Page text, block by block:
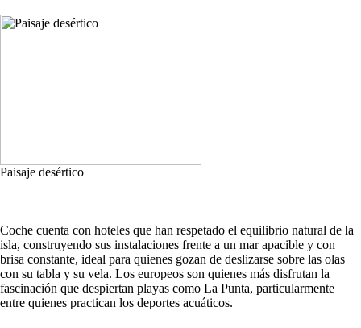
Paisaje desértico
Coche cuenta con hoteles que han respetado el equilibrio natural de la
isla, construyendo sus instalaciones frente a un mar apacible y con
brisa constante, ideal para quienes gozan de deslizarse sobre las olas
con su tabla y su vela. Los europeos son quienes más disfrutan la
fascinación que despiertan playas como La Punta, particularmente
entre quienes practican los deportes acuáticos.